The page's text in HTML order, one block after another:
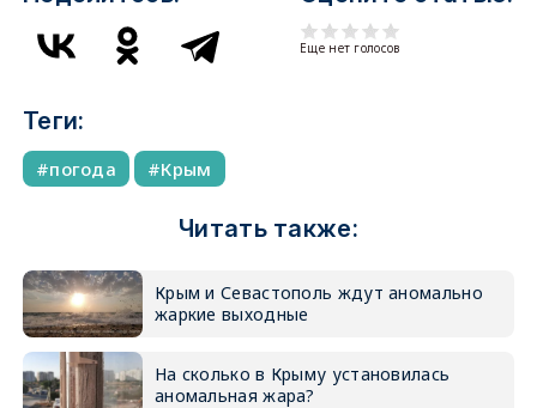
Еще нет голосов
Теги:
погода Крым
Читать также:
Крым и Севастополь ждут аномально
жаркие выходные
На сколько в Крыму установилась
аномальная жара?